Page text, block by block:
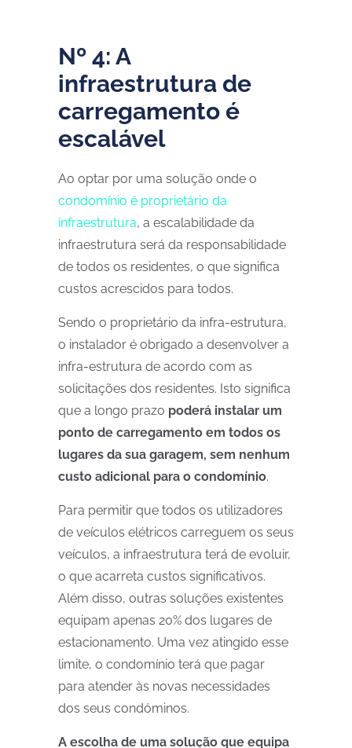
Nº 4: A
infraestrutura de
carregamento é
escalável
Ao optar por uma solução onde o
condomínio é proprietário da
infraestrutura, a escalabilidade da
infraestrutura será da responsabilidade
de todos os residentes, o que significa
custos acrescidos para todos.
Sendo o proprietário da infra-estrutura,
o instalador é obrigado a desenvolver a
infra-estrutura de acordo com as
solicitações dos residentes. Isto significa
que a longo prazo poderá instalar um
ponto de carregamento em todos os
lugares da sua garagem, sem nenhum
custo adicional para o condomínio.
Para permitir que todos os utilizadores
de veículos elétricos carreguem os seus
veículos, a infraestrutura terá de evoluir,
o que acarreta custos significativos.
Além disso, outras soluções existentes
equipam apenas 20% dos lugares de
estacionamento. Uma vez atingido esse
limite, o condomínio terá que pagar
para atender às novas necessidades
dos seus condóminos.
A escolha de uma solução que equipa